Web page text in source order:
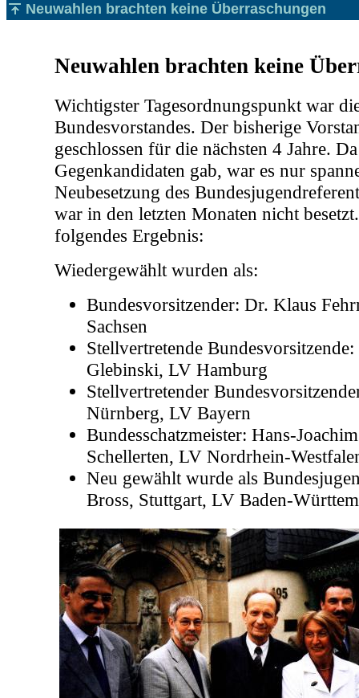
Neuwahlen brachten keine Überraschungen
Neuwahlen brachten keine
Wichtigster Tagesordnungspunkt war
Bundesvorstandes. Der bisherige
geschlossen für die nächsten 4 Jahre.
Gegenkandidaten gab, war es nur
Neubesetzung des
war in den letzten Monaten nicht
folgendes Ergebnis:
Wiedergewählt wurden als:
Bundesvorsitzender: Dr. Klaus
Sachsen
Stellvertretende
Glebinski, LV Hamburg
Stellvertretender
Nürnberg, LV Bayern
Bundesschatzmeister: Hans-
Schellerten, LV Nordrhein-
Neu gewählt wurde als
Bross, Stuttgart, LV Baden-